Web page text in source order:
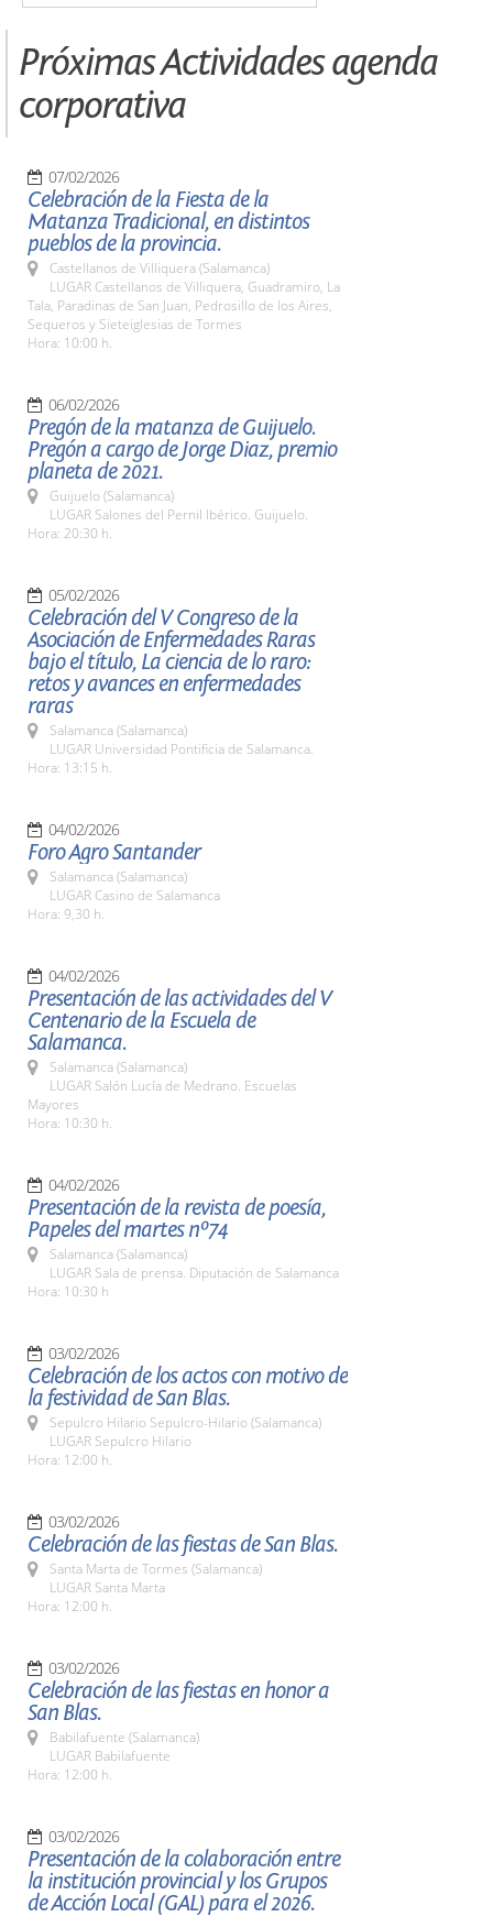
Próximas Actividades agenda
corporativa
07/02/2026
Celebración de la Fiesta de la
Matanza Tradicional, en distintos
pueblos de la provincia.
Castellanos de Villiquera (Salamanca)
LUGAR Castellanos de Villiquera, Guadramiro, La
Tala, Paradinas de San Juan, Pedrosillo de los Aires,
Sequeros y Sieteiglesias de Tormes
Hora: 10:00 h.
06/02/2026
Pregón de la matanza de Guijuelo.
Pregón a cargo de Jorge Diaz, premio
planeta de 2021.
Guijuelo (Salamanca)
LUGAR Salones del Pernil Ibérico. Guijuelo.
Hora: 20:30 h.
05/02/2026
Celebración del V Congreso de la
Asociación de Enfermedades Raras
bajo el título, La ciencia de lo raro:
retos y avances en enfermedades
raras
Salamanca (Salamanca)
LUGAR Universidad Pontificia de Salamanca.
Hora: 13:15 h.
04/02/2026
Foro Agro Santander
Salamanca (Salamanca)
LUGAR Casino de Salamanca
Hora: 9,30 h.
04/02/2026
Presentación de las actividades del V
Centenario de la Escuela de
Salamanca.
Salamanca (Salamanca)
LUGAR Salón Lucía de Medrano. Escuelas
Mayores
Hora: 10:30 h.
04/02/2026
Presentación de la revista de poesía,
Papeles del martes nº74
Salamanca (Salamanca)
LUGAR Sala de prensa. Diputación de Salamanca
Hora: 10:30 h
03/02/2026
Celebración de los actos con motivo de
la festividad de San Blas.
Sepulcro Hilario Sepulcro-Hilario (Salamanca)
LUGAR Sepulcro Hilario
Hora: 12:00 h.
03/02/2026
Celebración de las fiestas de San Blas.
Santa Marta de Tormes (Salamanca)
LUGAR Santa Marta
Hora: 12:00 h.
03/02/2026
Celebración de las fiestas en honor a
San Blas.
Babilafuente (Salamanca)
LUGAR Babilafuente
Hora: 12:00 h.
03/02/2026
Presentación de la colaboración entre
la institución provincial y los Grupos
de Acción Local (GAL) para el 2026.